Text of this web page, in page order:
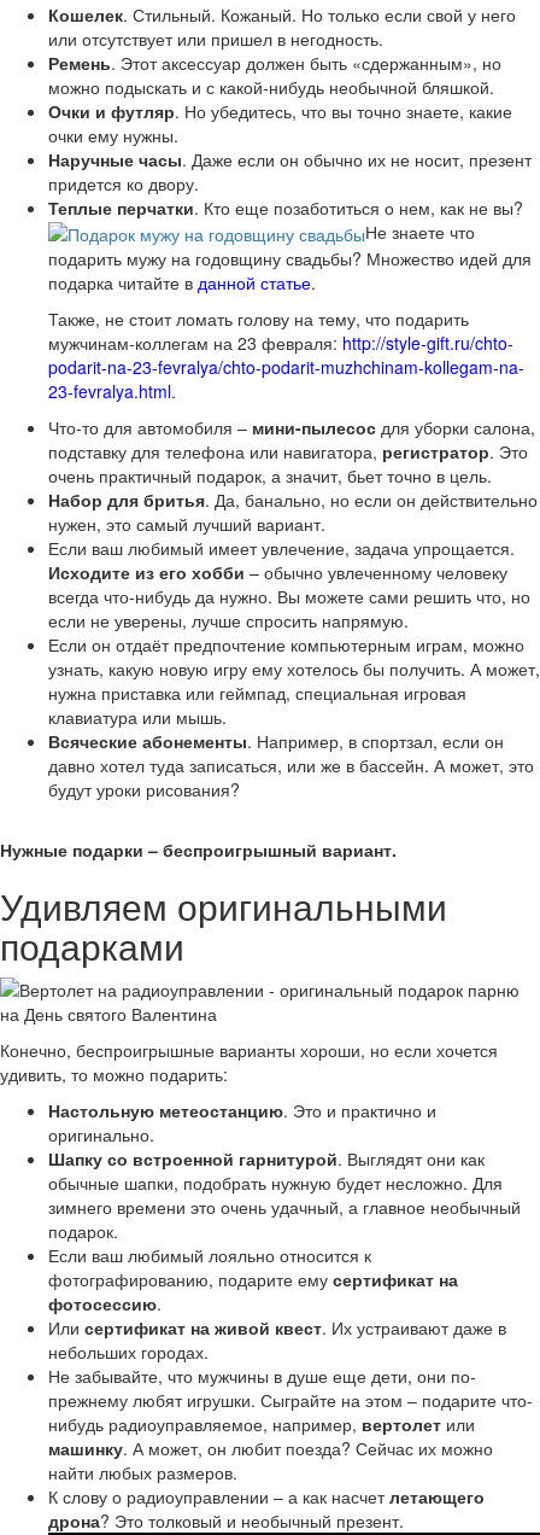
Кошелек. Стильный. Кожаный. Но только если свой у него
или отсутствует или пришел в негодность.
Ремень. Этот аксессуар должен быть «сдержанным», но
можно подыскать и с какой-нибудь необычной бляшкой.
Очки и футляр. Но убедитесь, что вы точно знаете, какие
очки ему нужны.
Наручные часы. Даже если он обычно их не носит, презент
придется ко двору.
Теплые перчатки. Кто еще позаботиться о нем, как не вы?
Не знаете что
подарить мужу на годовщину свадьбы? Множество идей для
подарка читайте в данной статье.
Также, не стоит ломать голову на тему, что подарить
мужчинам-коллегам на 23 февраля: http://style-gift.ru/chto-
podarit-na-23-fevralya/chto-podarit-muzhchinam-kollegam-na-
23-fevralya.html.
Что-то для автомобиля – мини-пылесос для уборки салона,
подставку для телефона или навигатора, регистратор. Это
очень практичный подарок, а значит, бьет точно в цель.
Набор для бритья. Да, банально, но если он действительно
нужен, это самый лучший вариант.
Если ваш любимый имеет увлечение, задача упрощается.
Исходите из его хобби – обычно увлеченному человеку
всегда что-нибудь да нужно. Вы можете сами решить что, но
если не уверены, лучше спросить напрямую.
Если он отдаёт предпочтение компьютерным играм, можно
узнать, какую новую игру ему хотелось бы получить. А может,
нужна приставка или геймпад, специальная игровая
клавиатура или мышь.
Всяческие абонементы. Например, в спортзал, если он
давно хотел туда записаться, или же в бассейн. А может, это
будут уроки рисования?
Нужные подарки – беспроигрышный вариант.
Удивляем оригинальными
подарками
Конечно, беспроигрышные варианты хороши, но если хочется
удивить, то можно подарить:
Настольную метеостанцию. Это и практично и
оригинально.
Шапку со встроенной гарнитурой. Выглядят они как
обычные шапки, подобрать нужную будет несложно. Для
зимнего времени это очень удачный, а главное необычный
подарок.
Если ваш любимый лояльно относится к
фотографированию, подарите ему сертификат на
фотосессию.
Или сертификат на живой квест. Их устраивают даже в
небольших городах.
Не забывайте, что мужчины в душе еще дети, они по-
прежнему любят игрушки. Сыграйте на этом – подарите что-
нибудь радиоуправляемое, например, вертолет или
машинку. А может, он любит поезда? Сейчас их можно
найти любых размеров.
К слову о радиоуправлении – а как насчетлетающего
дрона? Это толковый и необычный презент.